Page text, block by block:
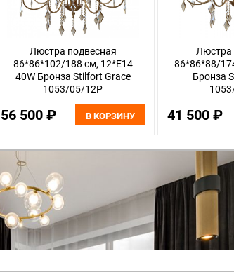
Люстра подвесная
86*86*102/188 см, 12*E14
40W Бронза Stilfort Grace
1053/05/12P
56 500 ₽ В КОРЗИНУ
Люстра
86*86*88/
Бронза
41 500 ₽